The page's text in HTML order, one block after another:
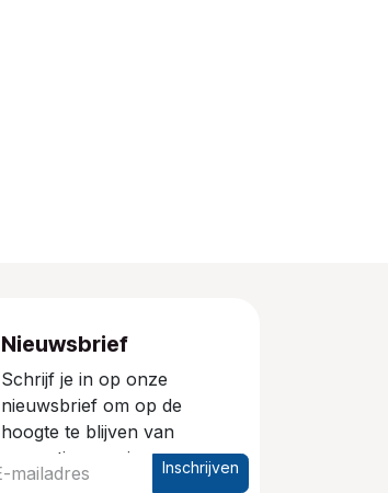
Nieuwsbrief
Schrijf je in op onze
nieuwsbrief om op de
hoogte te blijven van
promoties en nieuwe
producten.
Inschrijven